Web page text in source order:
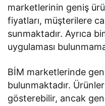
marketlerinin geniş
fiyatları, müşterilere
sunmaktadır. Ayrıca
uygulaması
BİM marketlerinde
bulunmaktadır.
gösterebilir, ancak